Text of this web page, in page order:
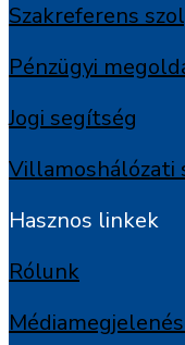
Szakreferens
Pénzügyi
Jogi segítség
Villamoshálózati
Hasznos linkek
Rólunk